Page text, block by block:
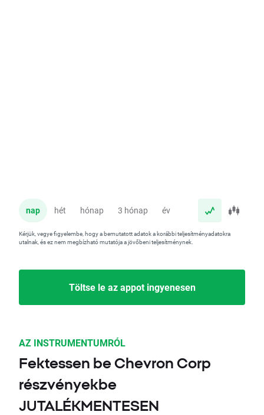
nap hét hónap 3 hónap év
Kérjük, vegye figyelembe, hogy a bemutatott adatok a korábbi teljesítményadatokra
utalnak, és ez nem megbízható mutatója a jövőbeni teljesítménynek.
Töltse le az appot ingyenesen
AZ INSTRUMENTUMRÓL
Fektessen be Chevron Corp
részvényekbe
JUTALÉKMENTESEN